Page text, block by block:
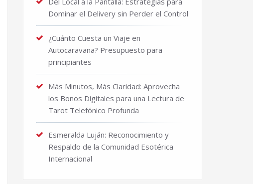
Dominar el Delivery sin Perder el Control
¿Cuánto Cuesta un Viaje en
Autocaravana? Presupuesto para
principiantes
Más Minutos, Más Claridad: Aprovecha
los Bonos Digitales para una Lectura de
Tarot Telefónico Profunda
Esmeralda Luján: Reconocimiento y
Respaldo de la Comunidad Esotérica
Internacional